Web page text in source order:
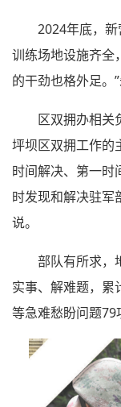
2024年底，新
训练场地设施齐全
的干劲也格外足。”
区双拥办相关
坪坝区双拥工作的
时间解决、第一时
时发现和解决驻军
说。
部队有所求，
实事、解难题，累
等急难愁盼问题79